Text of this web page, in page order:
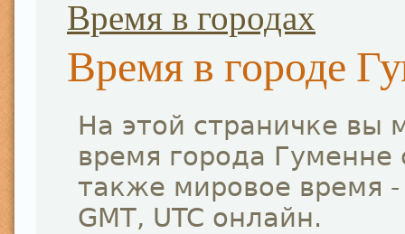
Время в городах
Время в городе
На этой страничке вы
время города Гуменне
также мировое время
GMT, UTC онлайн.